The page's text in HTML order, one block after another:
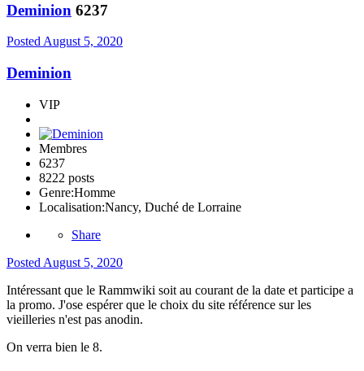
Deminion 6237
Posted August 5, 2020
Deminion
VIP
Membres
6237
8222 posts
Genre:Homme
Localisation:Nancy, Duché de Lorraine
Share
Posted August 5, 2020
Intéressant que le Rammwiki soit au courant de la date et participe a
la promo. J'ose espérer que le choix du site référence sur les
vieilleries n'est pas anodin.
On verra bien le 8.